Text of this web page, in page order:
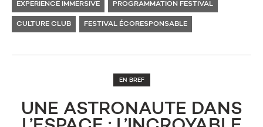
EXPERIENCE IMMERSIVE PROGRAMMATION FESTIVAL
CULTURE CLUB FESTIVAL ÉCORESPONSABLE
EN BREF
UNE ASTRONAUTE DANS